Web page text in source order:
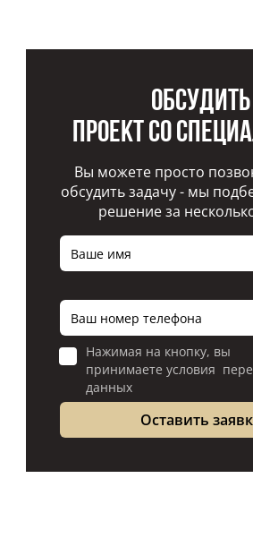
Обсудить
проект со
Вы можете просто
обсудить задачу - мы
решение за
Нажимая на кнопку, вы
принимаете условия
данных